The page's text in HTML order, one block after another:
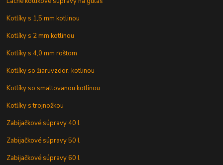
Kotlíky s 1,5 mm kotlinou
Kotlíky s 2 mm kotlinou
Kotlíky s 4,0 mm roštom
Kotlíky so žiaruvzdor. kotlinou
Kotlíky so smaltovanou kotlinou
Kotlíky s trojnožkou
Zabijačkové súpravy 40 l
Zabijačkové súpravy 50 l
Zabijačkové súpravy 60 l